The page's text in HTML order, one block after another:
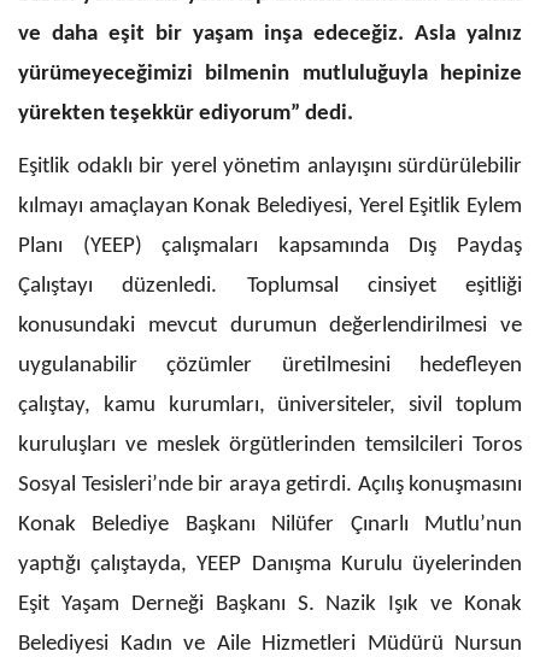
ve daha eşit bir yaşam inşa edeceğiz. Asla yalnız
yürümeyeceğimizi bilmenin mutluluğuyla hepinize
yürekten teşekkür ediyorum” dedi.
Eşitlik odaklı bir yerel yönetim anlayışını sürdürülebilir
kılmayı amaçlayan Konak Belediyesi, Yerel Eşitlik Eylem
Planı (YEEP) çalışmaları kapsamında Dış Paydaş
Çalıştayı düzenledi. Toplumsal cinsiyet eşitliği
konusundaki mevcut durumun değerlendirilmesi ve
uygulanabilir çözümler üretilmesini hedefleyen
çalıştay, kamu kurumları, üniversiteler, sivil toplum
kuruluşları ve meslek örgütlerinden temsilcileri Toros
Sosyal Tesisleri’nde bir araya getirdi. Açılış konuşmasını
Konak Belediye Başkanı Nilüfer Çınarlı Mutlu’nun
yaptığı çalıştayda, YEEP Danışma Kurulu üyelerinden
Eşit Yaşam Derneği Başkanı S. Nazik Işık ve Konak
Belediyesi Kadın ve Aile Hizmetleri Müdürü Nursun